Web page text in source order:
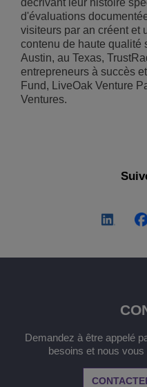
décrivant leur histoire
d'évaluations
visiteurs par an créent et
contenu de haute qualité
Austin, au Texas,
entrepreneurs à succès
Fund, LiveOak Venture
Ventures.
Demandez à être appelé
besoins et nous